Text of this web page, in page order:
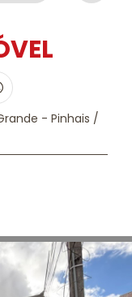
- Pinhais /